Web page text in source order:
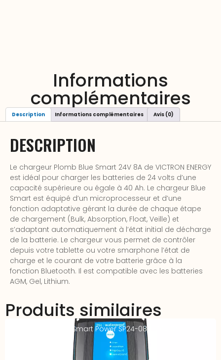
Informations
complémentaires
Description Informations complémentaires Avis (0)
DESCRIPTION
Le chargeur Plomb Blue Smart 24V 8A de VICTRON ENERGY
est idéal pour charger les batteries de 24 volts d’une
capacité supérieure ou égale à 40 Ah. Le chargeur Blue
Smart est équipé d’un microprocesseur et d’une
fonction adaptative gérant la durée de chaque étape
de chargement (Bulk, Absorption, Float, Veille) et
s’adaptant automatiquement à l’état initial de décharge
de la batterie. Le chargeur vous permet de contrôler
depuis votre tablette ou votre smarphone l’état de
charge et le courant de votre batterie grâce à la
fonction Bluetooth. Il est compatible avec les batteries
AGM, Gel, Lithium.
Produits similaires
Chargeur Victron Smart Power SP24-08 – 24V 8A